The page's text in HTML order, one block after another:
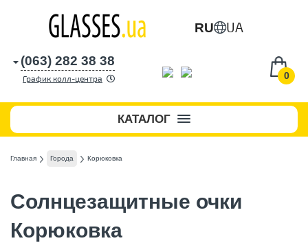
RU UA
0
(063) 282 38 38
График колл-центра
КАТАЛОГ
Главная Города Корюковка
Солнцезащитные очки
Корюковка